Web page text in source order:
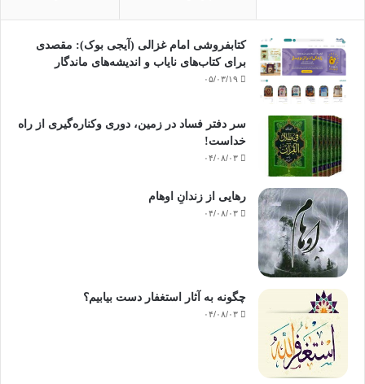
کتابفروشی امام غزالی (آیجی بوک): مقصدی
برای کتاب‌های نایاب و اندیشه‌های ماندگار
۰۵/۰۳/۱۹
سر دفتر فساد در زمین‌، دوری وکناره‌گیری از راه
خداست‌!
۰۴/۰۸/۰۳
رهایی از زندانِ اوهام
۰۴/۰۸/۰۳
چگونه به آثار استغفار دست بیابیم؟
۰۴/۰۸/۰۳